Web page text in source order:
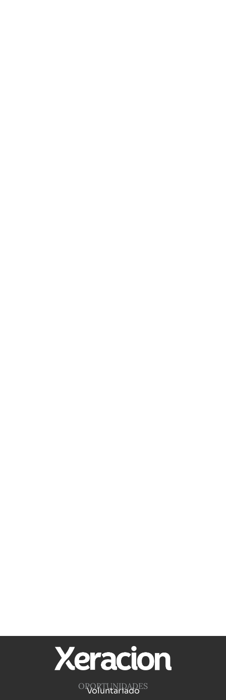
OPORTUNIDADES
Voluntariado